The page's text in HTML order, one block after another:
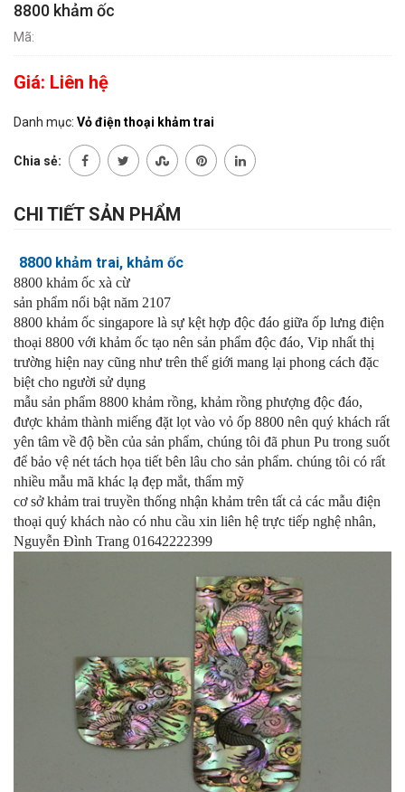
8800 khảm ốc
Mã:
Giá: Liên hệ
Danh mục: Vỏ điện thoại khảm trai
Chia sẻ:
CHI TIẾT SẢN PHẨM
8800 khảm trai, khảm ốc
8800 khảm ốc xà cừ
sản phẩm nổi bật năm 2107
8800 khảm ốc singapore là sự kệt hợp độc đáo giữa ốp lưng điện
thoại 8800 với khảm ốc tạo nên sản phẩm độc đáo, Vip nhất thị
trường hiện nay cũng như trên thế giới mang lại phong cách đặc
biệt cho người sử dụng
mẫu sản phẩm 8800 khảm rồng, khảm rồng phượng độc đáo,
được khảm thành miếng đặt lọt vào vỏ ốp 8800 nên quý khách rất
yên tâm về độ bền của sản phẩm, chúng tôi đã phun Pu trong suốt
để bảo vệ nét tách họa tiết bên lâu cho sản phẩm. chúng tôi có rất
nhiều mẫu mã khác lạ đẹp mắt, thẩm mỹ
cơ sở khảm trai truyền thống nhận khảm trên tất cả các mẫu điện
thoại quý khách nào có nhu cầu xin liên hệ trực tiếp nghệ nhân,
Nguyễn Đình Trang 01642222399